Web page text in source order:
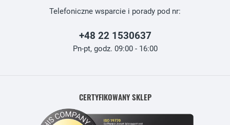
Telefoniczne wsparcie i porady pod nr:
+48 22 1530637
Pn-pt, godz. 09:00 - 16:00
CERTYFIKOWANY SKLEP